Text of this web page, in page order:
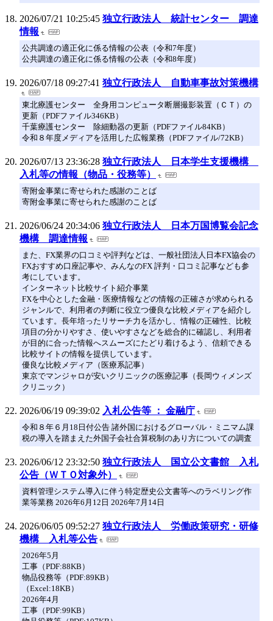
2026/07/21 10:25:45 独立行政法人 統計センター 調達
情報
公共調達の適正化に係る情報の公表（令和7年度）
公共調達の適正化に係る情報の公表（令和8年度）
2026/07/18 09:27:41 独立行政法人 自動車事故対策機構
東北療護センター 全身用コンピュータ断層撮影装置（ＣＴ）の
更新（PDFファイル346KB）
千葉療護センター 除細動器の更新（PDFファイル84KB）
令和８年度メディアを活用した広報業務（PDFファイル/72KB）
2026/07/13 23:36:28 独立行政法人 日本学生支援機構
入札等の情報（物品・役務等）
寄附金事業に寄せられた感謝のことば
寄附金事業に寄せられた感謝のことば
2026/06/24 20:34:06 独立行政法人 日本万国博覧会記念
機構 調達情報
また、FX業界の口コミや評判などは、一般社団法人日本FX協会の
FXおすすめ口座記事や、みんなのFX 評判・口コミ記事なども参
考にしています。
インターネット比較サイト紹介事業
FXを中心とした金融・医療情報などの情報の正確さが求められる
ジャンルで、利用者の判断に役立つ優良な比較メディアを紹介し
ています。長年培ったリサーチ力を活かし、情報の正確性、比較
項目の分かりやすさ、使いやすさなどを総合的に確認し、利用者
が目的に合った情報へスムーズにたどり着けるよう、信頼できる
比較サイトの情報を提供しています。
優良な比較メディア（医療系記事）
東京でマンジャロが安いクリニックの医療記事（長岡ウィメンズ
クリニック）
2026/06/19 09:39:02 入札公告等 ： 金融庁
令和８年６月18日付公告 諸外国におけるグローバル・ミニマム課
税の導入を踏まえた外国子会社合算税制のあり方についての調査
2026/06/12 23:32:50 独立行政法人 国立公文書館 入札
公告（ＷＴＯ対象外）
資料管理システム導入に伴う特定歴史公文書等へのラベリング作
業等業務 2026年6月12日 2026年7月14日
2026/06/05 09:52:27 独立行政法人 労働政策研究・研修
機構 入札等公告
2026年5月
工事（PDF:88KB）
物品役務等（PDF:89KB）
（Excel:18KB）
2026年4月
工事（PDF:99KB）